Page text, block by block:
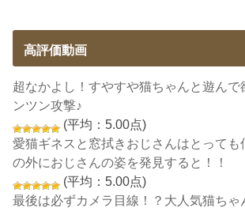
高評価動画
超なかよし！すやすや猫ちゃんと遊んで
ンツン攻撃♪
(平均：5.00点)
愛猫ギネスと窓拭きおじさんはとっても
の外におじさんの姿を発見すると！！
(平均：5.00点)
最後は必ずカメラ目線！？大人気猫ちゃ